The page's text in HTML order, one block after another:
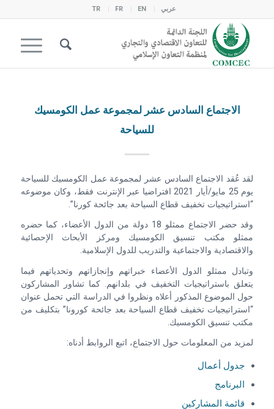
عربي EN
FR
TR
الاجتماع السادس عشر لمجموعة عمل الكومسيك
للسياحة
لقد عُقد الاجتماع السادس عشر لمجموعة عمل الكومسيك للسياحة
يوم 25 مايو/أيار 2021 افتراضيا عبر الإنترنت فقط، وكان موضوعه
“استراتيجيات تخفيف قطاع السياحة بعد جائحة كورنا”.
وقد حضر الاجتماع ممثلو 18 دولة من الدول الأعضاء، كما حضره
ممثلو مكتب تنسيق الكومسيك ومركز الأبحاث الإحصائية
والاقتصادية والاجتماعية والتدريب للدول الإسلامية.
وتبادل ممثلو الدول الأعضاء خبراتهم وإنجازاتهم وتحدياتهم فيما
يتعلق باستراتيجيات التخفيف في بلدانهم. كما تشاور المشاركون
حول الموضوع المذكور أعلاه ونظروا في الدراسة التي تحمل عنوان
“استراتيجيات تخفيف قطاع السياحة بعد جائحة كورونا” بتكليف من
مكتب تنسيق الكومسيك.
لمزيد من المعلومات حول الاجتماع، اتبع الروابط أدناه:
جدول أعمال
البرنامج
قائمة المشاركين